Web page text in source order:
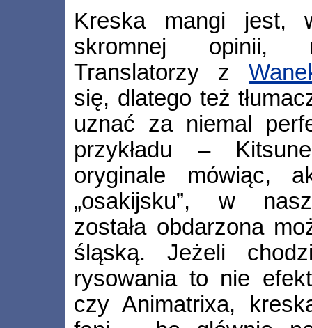
Kreska mangi jest,
skromnej opinii,
Translatorzy z
się, dlatego też
uznać za niemal
przykładu –
oryginale mówiąc,
„osakijsku”, w
została obdarzona
śląską. Jeżeli
rysowania to nie
czy Animatrixa,